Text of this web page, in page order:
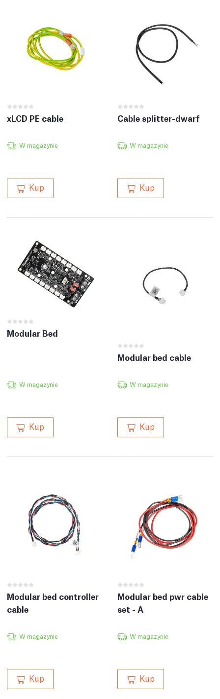
xLCD PE cable
W magazynie
Kup
Cable splitter-dwarf
W magazynie
Kup
Modular Bed
W magazynie
Kup
Modular bed cable
W magazynie
Kup
Modular bed controller
cable
W magazynie
Kup
Modular bed pwr cable
set - A
W magazynie
Kup